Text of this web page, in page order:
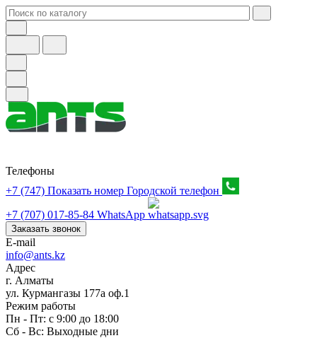
Телефоны
+7 (747) Показать номер Городской телефон
+7 (707) 017-85-84 WhatsApp
Заказать звонок
E-mail
info@ants.kz
Адрес
г. Алматы
ул. Курмангазы 177а оф.1
Режим работы
Пн - Пт: с 9:00 до 18:00
Сб - Вс: Выходные дни